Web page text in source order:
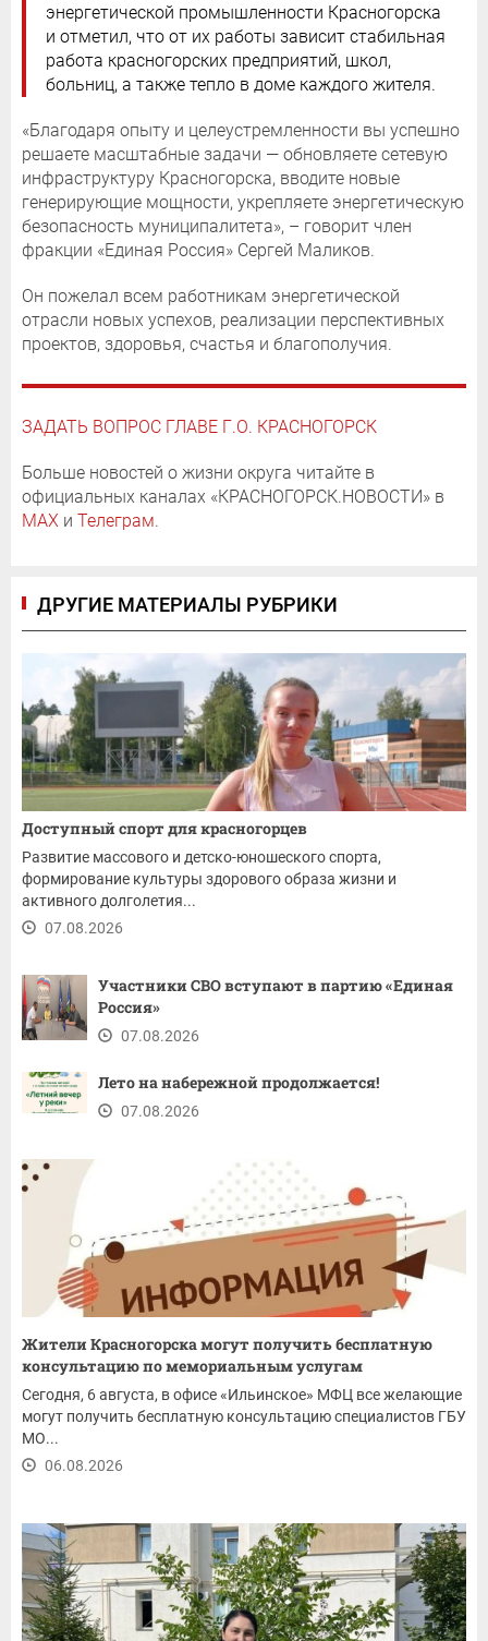
энергетической промышленности Красногорска
и отметил, что от их работы зависит стабильная
работа красногорских предприятий, школ,
больниц, а также тепло в доме каждого жителя.
«Благодаря опыту и целеустремленности вы успешно
решаете масштабные задачи — обновляете сетевую
инфраструктуру Красногорска, вводите новые
генерирующие мощности, укрепляете энергетическую
безопасность муниципалитета», – говорит член
фракции «Единая Россия» Сергей Маликов.
Он пожелал всем работникам энергетической
отрасли новых успехов, реализации перспективных
проектов, здоровья, счастья и благополучия.
ЗАДАТЬ ВОПРОС ГЛАВЕ Г.О. КРАСНОГОРСК
Больше новостей о жизни округа читайте в
официальных каналах «КРАСНОГОРСК.НОВОСТИ» в
MAX и Телеграм.
ДРУГИЕ МАТЕРИАЛЫ РУБРИКИ
Доступный спорт для красногорцев
Развитие массового и детско-юношеского спорта,
формирование культуры здорового образа жизни и
активного долголетия...
07.08.2026
Участники СВО вступают в партию «Единая
Россия»
07.08.2026
Лето на набережной продолжается!
07.08.2026
Жители Красногорска могут получить бесплатную
консультацию по мемориальным услугам
Сегодня, 6 августа, в офисе «Ильинское» МФЦ все желающие
могут получить бесплатную консультацию специалистов ГБУ
МО...
06.08.2026